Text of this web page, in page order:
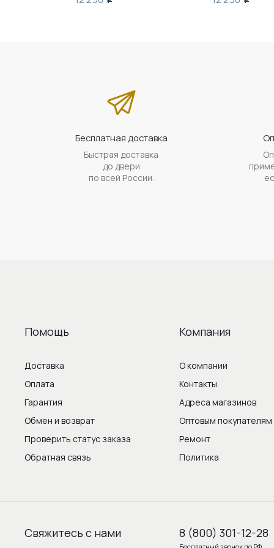
Бесплатная доставка
Быстрая доставка
до двери
по всей России.
Помощь
Доставка
Оплата
Гарантия
Обмен и возврат
Проверить статус заказа
Обратная связь
Компания
О компании
Контакты
Адреса магазинов
Оптовым покупателям
Ремонт
Политика
Свяжитесь с нами 8 (800) 301-12-28